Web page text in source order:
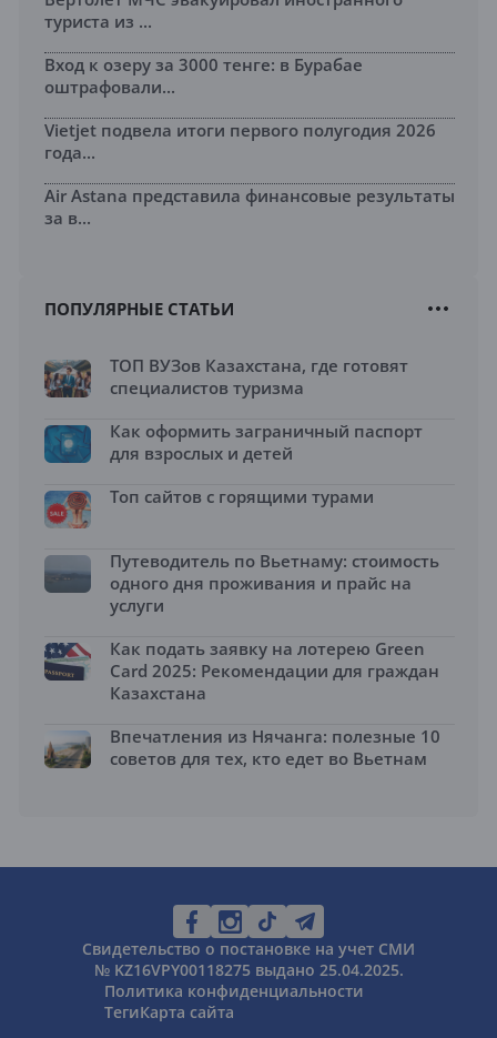
туриста из ...
Вход к озеру за 3000 тенге: в Бурабае
оштрафовали...
Vietjet подвела итоги первого полугодия 2026
года...
Air Astana представила финансовые результаты
за в...
ПОПУЛЯРНЫЕ СТАТЬИ
ТОП ВУЗов Казахстана, где готовят
специалистов туризма
Как оформить заграничный паспорт
для взрослых и детей
Топ сайтов с горящими турами
Путеводитель по Вьетнаму: стоимость
одного дня проживания и прайс на
услуги
Как подать заявку на лотерею Green
Card 2025: Рекомендации для граждан
Казахстана
Впечатления из Нячанга: полезные 10
советов для тех, кто едет во Вьетнам
Свидетельство о постановке на учет СМИ
№ KZ16VPY00118275 выдано 25.04.2025.
Политика конфиденциальности
ТегиКарта сайта